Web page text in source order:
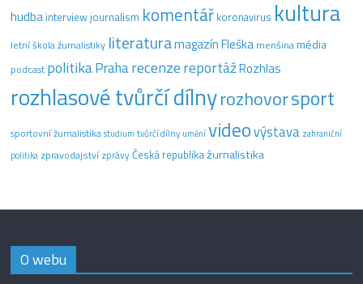
hudba interview journalism komentář koronavirus kultura
letní škola žurnalistiky literaturamagazín Fleška menšinamédia
podcast politikaPraharecenzereportážRozhlas
rozhlasové tvůrčí dílnyrozhovorsport
sportovní žurnalistika studium tvůrčí dílny uměnívideovýstava zahraniční
politika zpravodajstvízprávyČeská republikažurnalistika
O webu